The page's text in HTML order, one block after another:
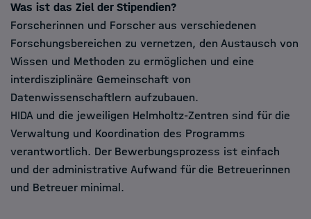
Was ist das Ziel der Stipendien?
Forscherinnen und Forscher aus verschiedenen
Forschungsbereichen zu vernetzen, den Austausch von
Wissen und Methoden zu ermöglichen und eine
interdisziplinäre Gemeinschaft von
Datenwissenschaftlern aufzubauen.
HIDA und die jeweiligen Helmholtz-Zentren sind für die
Verwaltung und Koordination des Programms
verantwortlich. Der Bewerbungsprozess ist einfach
und der administrative Aufwand für die Betreuerinnen
und Betreuer minimal.